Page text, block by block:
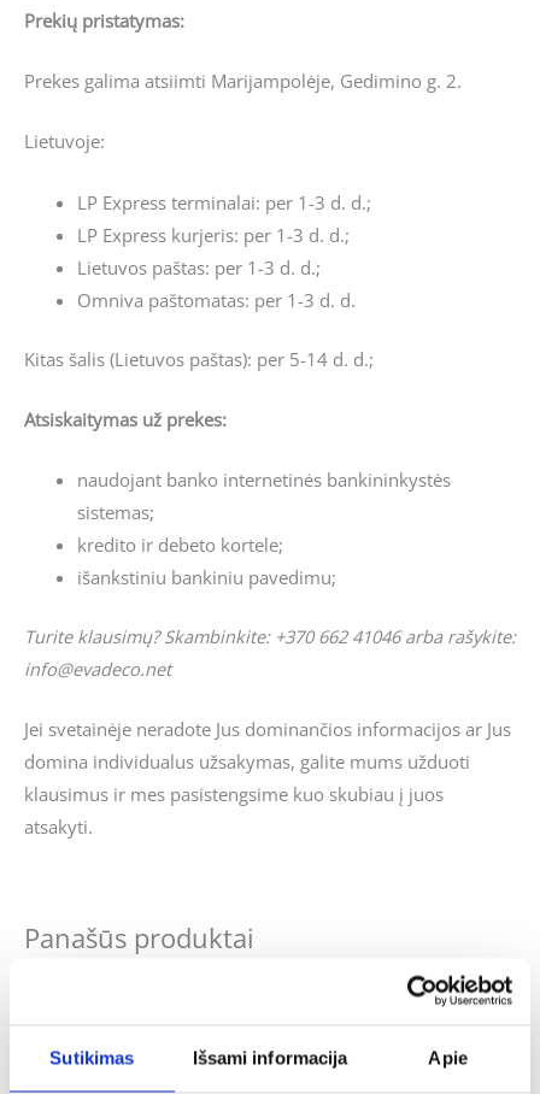
Sutikimas Išsami informacija Apie
Prekių pristatymas:
Prekes galima atsiimti Marijampolėje, Gedimino g. 2.
Lietuvoje:
LP Express terminalai: per 1-3 d. d.;
LP Express kurjeris: per 1-3 d. d.;
Lietuvos paštas: per 1-3 d. d.;
Omniva paštomatas: per 1-3 d. d.
Kitas šalis (Lietuvos paštas): per 5-14 d. d.;
Atsiskaitymas už prekes:
naudojant banko internetinės bankininkystės
sistemas;
kredito ir debeto kortele;
išankstiniu bankiniu pavedimu;
Turite klausimų? Skambinkite: +370 662 41046 arba rašykite:
info@evadeco.net
Jei svetainėje neradote Jus dominančios informacijos ar Jus
domina individualus užsakymas, galite mums užduoti
klausimus ir mes pasistengsime kuo skubiau į juos
atsakyti.
Panašūs produktai